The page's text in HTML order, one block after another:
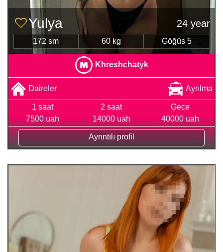
Yulya 24 year
172 sm 60 kg Göğüs 5
Khreshchatyk
Daireler Ayrılma
1 saat
7500 uah
2 saat
14000 uah
Gece
40000 uah
Ayrıntılı profil